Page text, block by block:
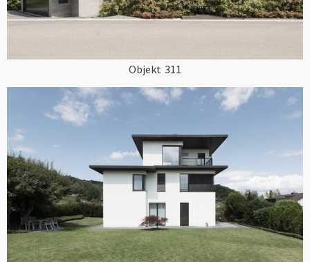
Objekt 311